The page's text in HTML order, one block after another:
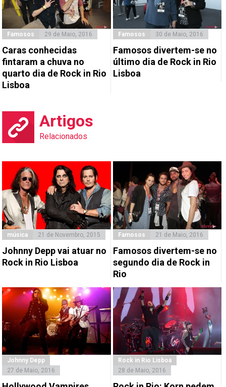
Famosos 29 de Maio, 2016
Caras conhecidas
fintaram a chuva no
quarto dia de Rock in Rio
Lisboa
Famosos 30 de Maio, 2016
Famosos divertem-se no
último dia de Rock in Rio
Lisboa
Artigos
Relacionados
música 21 de Novembro, 2015
Johnny Depp vai atuar no
Rock in Rio Lisboa
Famosos 21 de Maio, 2016
Famosos divertem-se no
segundo dia de Rock in
Rio
Johnny Depp
27 de Maio, 2016
Rock in Rio Lisboa
28 de Maio, 2016